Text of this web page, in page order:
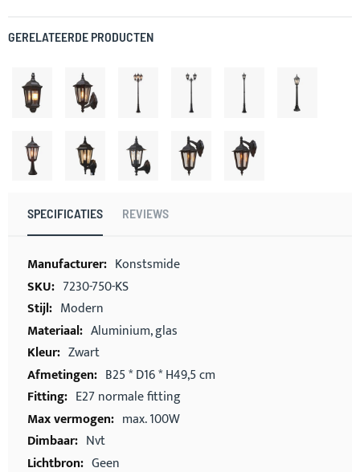
GERELATEERDE PRODUCTEN
SPECIFICATIES REVIEWS
Meer
informatie
Konstsmide
7230-750-KS
Modern
Aluminium, glas
Zwart
B25 * D16 * H49,5 cm
E27 normale fitting
max. 100W
Nvt
Geen